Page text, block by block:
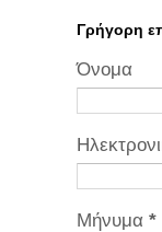
Γρήγορη
Όνομα
Μήνυμα *